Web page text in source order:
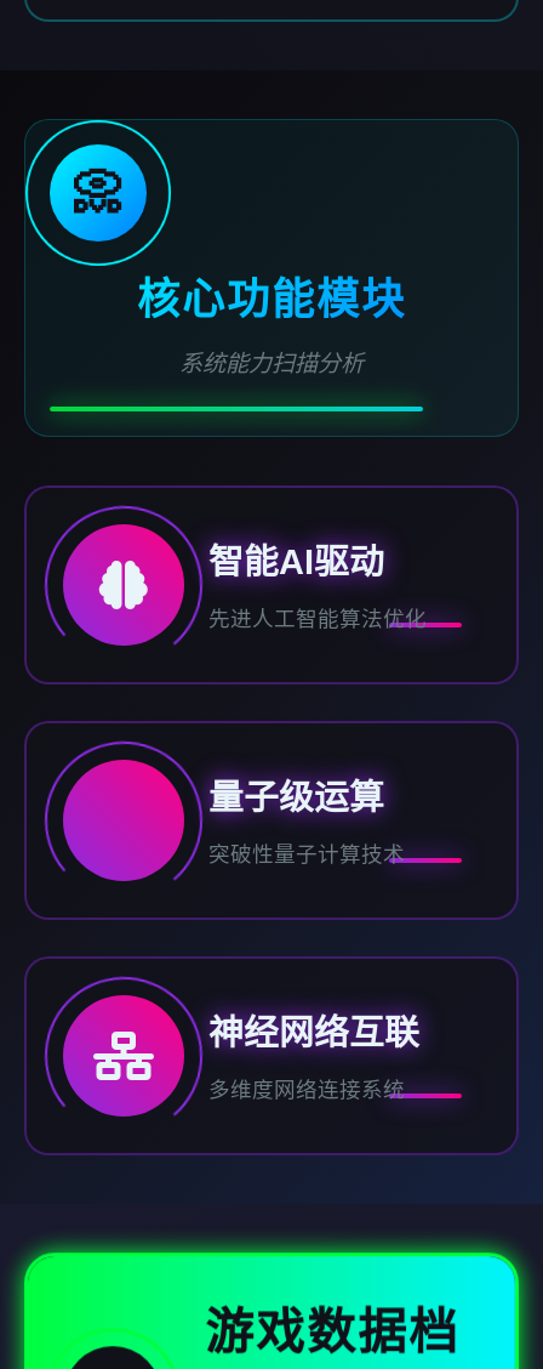
📀
核心功能模块
系统能力扫描分析
智能AI驱动
先进人工智能算法优化
量子级运算
突破性量子计算技术
神经网络互联
多维度网络连接系统
游戏数据档